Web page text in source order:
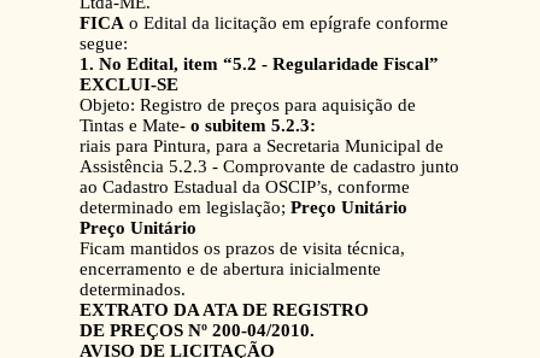
FICA o Edital da licitação em epígrafe conforme
segue:
1. No Edital, item “5.2 - Regularidade Fiscal”
EXCLUI-SE
Objeto: Registro de preços para aquisição de
Tintas e Mate- o subitem 5.2.3:
riais para Pintura, para a Secretaria Municipal de
Assistência 5.2.3 - Comprovante de cadastro junto
ao Cadastro Estadual da OSCIP’s, conforme
determinado em legislação; Preço Unitário
Preço Unitário
Ficam mantidos os prazos de visita técnica,
encerramento e de abertura inicialmente
determinados.
EXTRATO DA ATA DE REGISTRO
DE PREÇOS Nº 200-04/2010.
AVISO DE LICITAÇÃO